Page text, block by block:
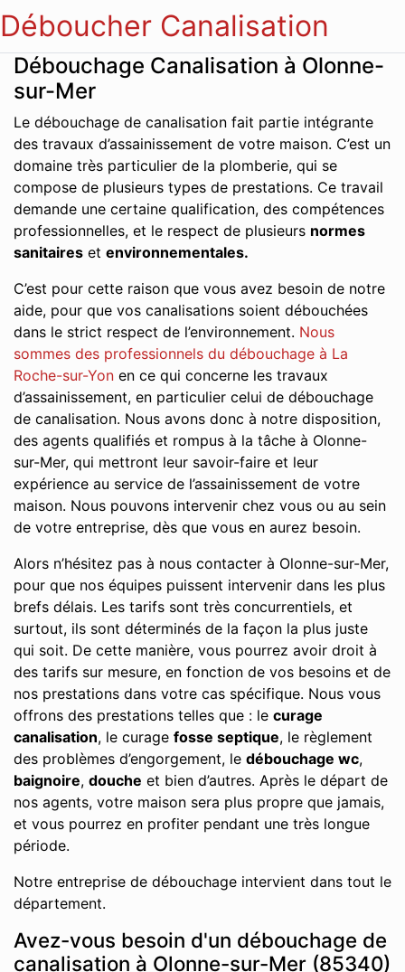
Déboucher Canalisation
Débouchage Canalisation à Olonne-
sur-Mer
Le débouchage de canalisation fait partie intégrante
des travaux d’assainissement de votre maison. C’est un
domaine très particulier de la plomberie, qui se
compose de plusieurs types de prestations. Ce travail
demande une certaine qualification, des compétences
professionnelles, et le respect de plusieurs normes
sanitaires et environnementales.
C’est pour cette raison que vous avez besoin de notre
aide, pour que vos canalisations soient débouchées
dans le strict respect de l’environnement. Nous
sommes des professionnels du débouchage à La
Roche-sur-Yon en ce qui concerne les travaux
d’assainissement, en particulier celui de débouchage
de canalisation. Nous avons donc à notre disposition,
des agents qualifiés et rompus à la tâche à Olonne-
sur-Mer, qui mettront leur savoir-faire et leur
expérience au service de l’assainissement de votre
maison. Nous pouvons intervenir chez vous ou au sein
de votre entreprise, dès que vous en aurez besoin.
Alors n’hésitez pas à nous contacter à Olonne-sur-Mer,
pour que nos équipes puissent intervenir dans les plus
brefs délais. Les tarifs sont très concurrentiels, et
surtout, ils sont déterminés de la façon la plus juste
qui soit. De cette manière, vous pourrez avoir droit à
des tarifs sur mesure, en fonction de vos besoins et de
nos prestations dans votre cas spécifique. Nous vous
offrons des prestations telles que : le curage
canalisation, le curage fosse septique, le règlement
des problèmes d’engorgement, le débouchage wc,
baignoire, douche et bien d’autres. Après le départ de
nos agents, votre maison sera plus propre que jamais,
et vous pourrez en profiter pendant une très longue
période.
Notre entreprise de débouchage intervient dans tout le
département.
Avez-vous besoin d'un débouchage de
canalisation à Olonne-sur-Mer (85340)